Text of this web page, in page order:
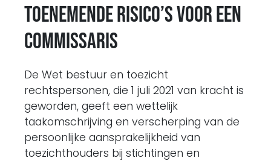
Toenemende risico’s voor een
commissaris
De Wet bestuur en toezicht
rechtspersonen, die 1 juli 2021 van kracht is
geworden, geeft een wettelijk
taakomschrijving en verscherping van de
persoonlijke aansprakelijkheid van
toezichthouders bij stichtingen en